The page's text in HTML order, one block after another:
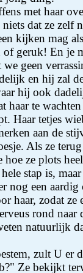
met haar
dat ze zelf
kijken mag
of geruk! En je
we geen
en hij zal
hij ook
haar te
Haar tetjes
aan de
Als ze
hoe ze plots
stap is,
nog een
haar, zodat ze
rond naar
natuurlijk
zult U er
Ze bekijkt